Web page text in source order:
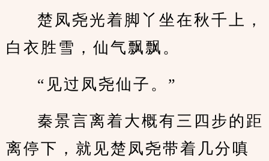
楚凤尧光着脚丫坐在秋千上，
白衣胜雪，仙气飘飘。
“见过凤尧仙子。”
秦景言离着大概有三四步的距
离停下，就见楚凤尧带着几分嗔